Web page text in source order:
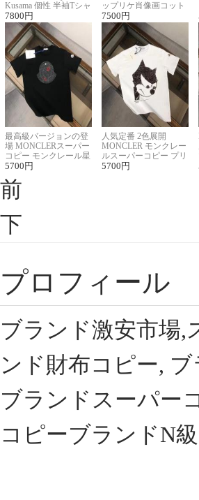
Kusama 個性 半袖Tシャ
ツコピー男女兼用
7800 円
ップリケ肖像画コット
ンニット半袖Tシャツ
7500 円
最高級バージョンの登
場 MONCLERスーパー
コピー モンクレール星
座半袖Tシャツ
5700 円
人気定番 2色展開
MONCLER モンクレー
ルスーパーコピー プリ
ント半袖Tシャツ
5700 円
前
下
プロフィール
ブランド激安市場,
ンド財布コピー,
ブランドスーパー
コピーブランドN